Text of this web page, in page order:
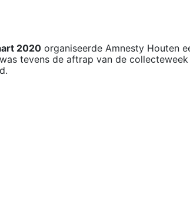
2020 organiseerde Amnesty Houten
tevens de aftrap van de